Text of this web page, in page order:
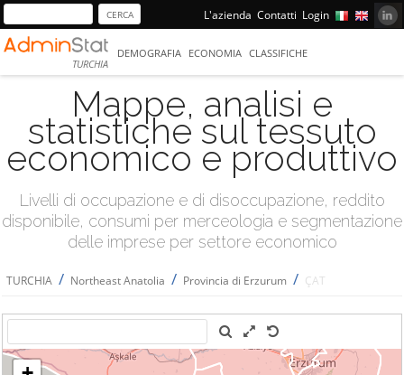
L'azienda Contatti Login
TURCHIA
DEMOGRAFIA ECONOMIA CLASSIFICHE
Mappe, analisi e
statistiche sul tessuto
economico e produttivo
Livelli di occupazione e di disoccupazione, reddito
disponibile, consumi per merceologia e segmentazione
delle imprese per settore economico
TURCHIA / Northeast Anatolia / Provincia di Erzurum / ÇAT